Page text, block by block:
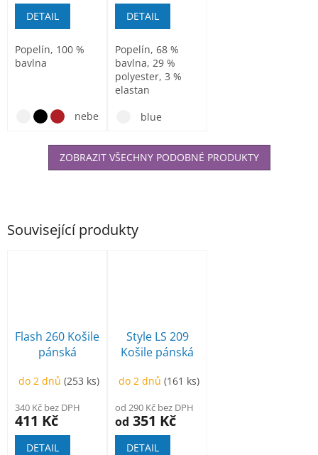
Související produkty
Flash 260 Košile
pánská
do 2 dnů(253 ks)
340 Kč bez DPH
411 Kč
DETAIL
Style LS 209
Košile pánská
do 2 dnů(161 ks)
od 290 Kč bez DPH
od 351 Kč
DETAIL
DETAIL
Popelín, 100 %
bavlna
nebesky modrá
DETAIL
Popelín, 68 %
bavlna, 29 %
polyester, 3 %
elastan
blue
ZOBRAZIT VŠECHNY PODOBNÉ PRODUKTY